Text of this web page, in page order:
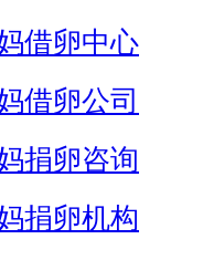
借卵中心
借卵公司
捐卵咨询
捐卵机构